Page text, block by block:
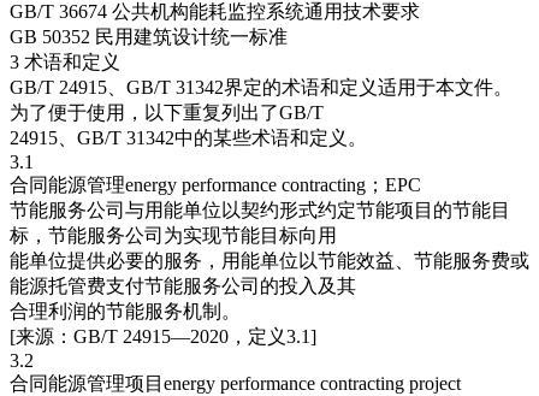
GB/T 36674 公共机构能耗监控系统通用技术要求
GB 50352 民用建筑设计统一标准
3 术语和定义
GB/T 24915、GB/T 31342界定的术语和定义适用于本文件。
为了便于使用，以下重复列出了GB/T
24915、GB/T 31342中的某些术语和定义。
3.1
合同能源管理energy performance contracting；EPC
节能服务公司与用能单位以契约形式约定节能项目的节能目
标，节能服务公司为实现节能目标向用
能单位提供必要的服务，用能单位以节能效益、节能服务费或
能源托管费支付节能服务公司的投入及其
合理利润的节能服务机制。
[来源：GB/T 24915—2020，定义3.1]
3.2
合同能源管理项目energy performance contracting project